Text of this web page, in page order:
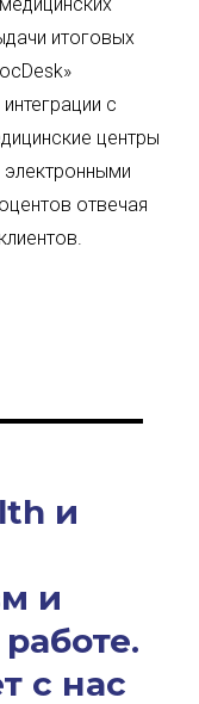
итоговых
с
центры
отвечая
и
и
с нас